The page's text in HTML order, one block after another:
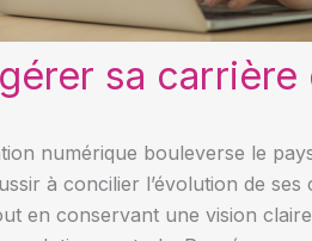
sa carrière
numérique bouleverse le
à concilier l’évolution de
en conservant une vision